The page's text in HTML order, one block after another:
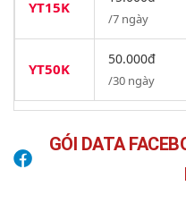
YT15K
/7 ngày
YT50K
50.000đ
/30 ngày
GÓI DATA